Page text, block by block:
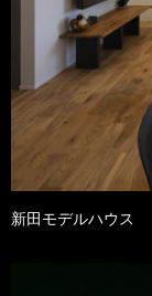
新田モデルハウス